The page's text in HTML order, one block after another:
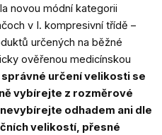
novou módní kategorii
v I. kompresivní třídě –
určených na běžné
ověřenou medicínskou
správné určení velikosti se
vybírejte z rozměrové
odhadem ani dle
velikostí, přesné